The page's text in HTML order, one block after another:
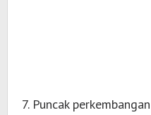
7. Puncak